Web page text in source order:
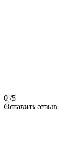
0 /5
Оставить отзыв